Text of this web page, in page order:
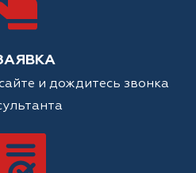
и дождитесь звонка